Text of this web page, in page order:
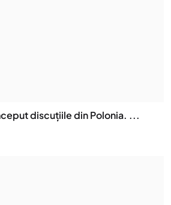
discuțiile din Polonia. ...